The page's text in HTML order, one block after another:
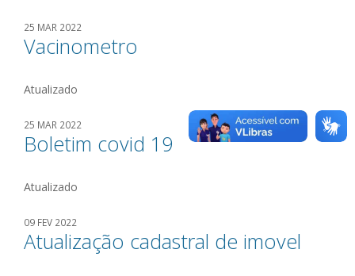
25 MAR 2022
Vacinometro
Atualizado
25 MAR 2022
Boletim covid 19
Atualizado
09 FEV 2022
Atualização cadastral de imovel